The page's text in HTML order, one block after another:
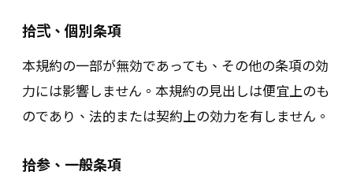
拾弐、個別条項
本規約の一部が無効であっても、その他の条項の効
力には影響しません。本規約の見出しは便宜上のも
のであり、法的または契約上の効力を有しません。
拾参、一般条項